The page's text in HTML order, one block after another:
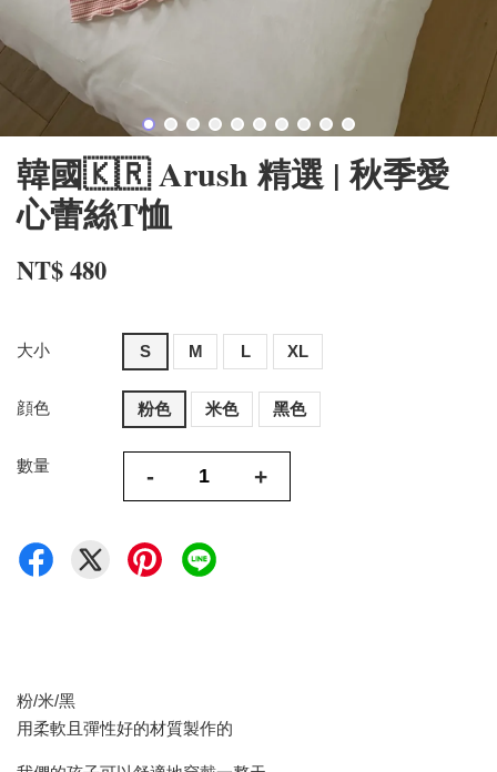
韓國🇰🇷 Arush 精選 | 秋季愛
心蕾絲T恤
NT$ 480
大小 S M L XL
顔色 粉色 米色 黑色
數量 - +
粉/米/黑
用柔軟且彈性好的材質製作的